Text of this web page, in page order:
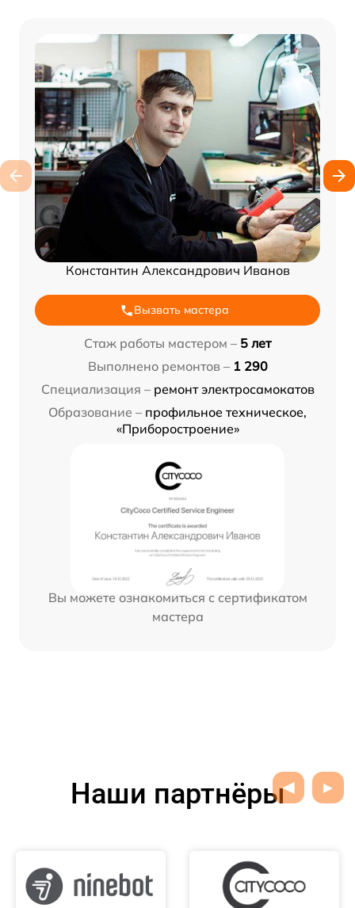
Константин Александрович Иванов
Вызвать мастера
Стаж работы мастером – 5 лет
Выполнено ремонтов – 1 290
Специализация – ремонт электросамокатов
Образование – профильное техническое,
«Приборостроение»
Вы можете ознакомиться с сертификатом
мастера
Наши партнёры